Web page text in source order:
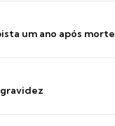
um ano após morte